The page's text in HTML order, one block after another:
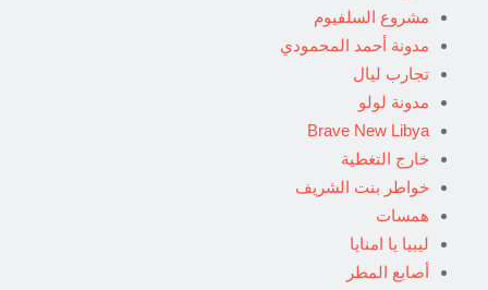
مشروع السلفيوم
مدونة أحمد المحمودي
تجارب ليال
مدونة لولو
Brave New Libya
خارج التغطية
خواطر بنت الشريف
همسات
ليبيا يا امنايا
أصابع المطر